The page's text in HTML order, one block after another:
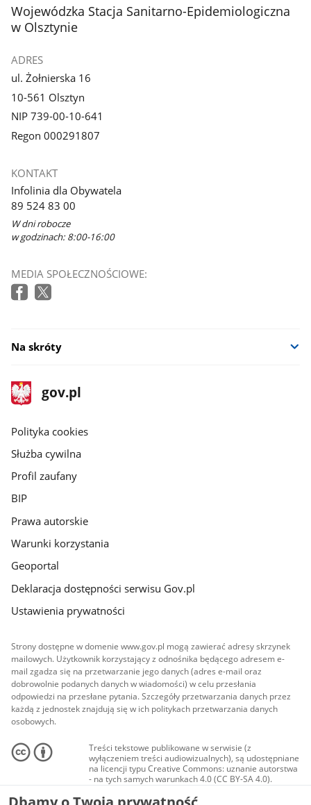
stopka
Wojewódzka Stacja Sanitarno-Epidemiologiczna
w Olsztynie
ADRES
ul. Żołnierska 16
10-561 Olsztyn
NIP 739-00-10-641
Regon 000291807
KONTAKT
Infolinia dla Obywatela
89 524 83 00
W dni robocze
w godzinach: 8:00-16:00
MEDIA SPOŁECZNOŚCIOWE:
Na skróty
stopka
gov.pl
Strona
gov.pl
gov.pl
Polityka cookies
Służba cywilna
Profil zaufany
BIP
Prawa autorskie
Warunki korzystania
Geoportal
Deklaracja dostępności serwisu Gov.pl
Ustawienia prywatności
Strony dostępne w domenie www.gov.pl mogą zawierać adresy skrzynek
mailowych. Użytkownik korzystający z odnośnika będącego adresem e-
mail zgadza się na przetwarzanie jego danych (adres e-mail oraz
dobrowolnie podanych danych w wiadomości) w celu przesłania
odpowiedzi na przesłane pytania. Szczegóły przetwarzania danych przez
każdą z jednostek znajdują się w ich politykach przetwarzania danych
osobowych.
Treści tekstowe publikowane w serwisie (z
wyłączeniem treści audiowizualnych), są udostępniane
na licencji typu Creative Commons: uznanie autorstwa
- na tych samych warunkach 4.0 (CC BY-SA 4.0).
Materiały audiowizualne, w tym zdjęcia, materiały
audio i wideo, są udostępniane na licencji typu